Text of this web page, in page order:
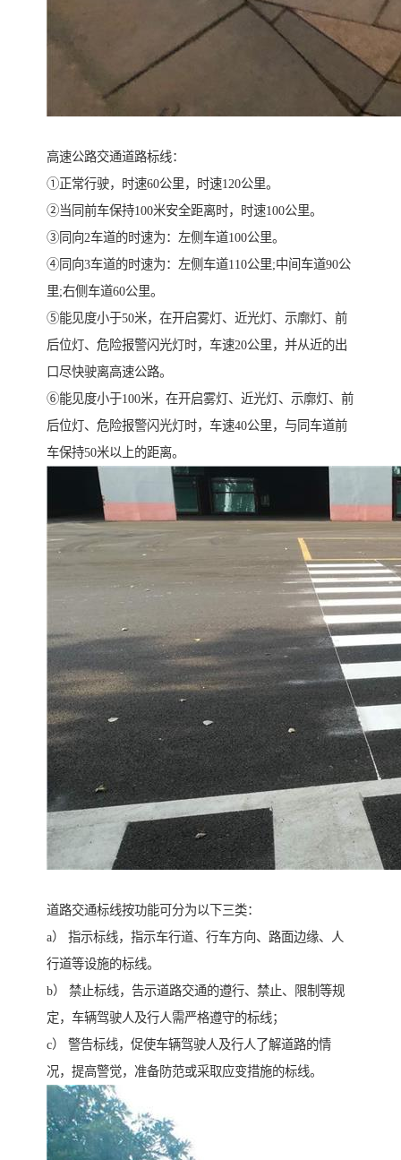
高速公路交通道路标线：
①正常行驶，时速60公里，时速120公里。
②当同前车保持100米安全距离时，时速100公里。
③同向2车道的时速为：左侧车道100公里。
④同向3车道的时速为：左侧车道110公里;中间车道90公
里;右侧车道60公里。
⑤能见度小于50米，在开启雾灯、近光灯、示廓灯、前
后位灯、危险报警闪光灯时，车速20公里，并从近的出
口尽快驶离高速公路。
⑥能见度小于100米，在开启雾灯、近光灯、示廓灯、前
后位灯、危险报警闪光灯时，车速40公里，与同车道前
车保持50米以上的距离。
道路交通标线按功能可分为以下三类：
a） 指示标线，指示车行道、行车方向、路面边缘、人
行道等设施的标线。
b） 禁止标线，告示道路交通的遵行、禁止、限制等规
定，车辆驾驶人及行人需严格遵守的标线；
c） 警告标线，促使车辆驾驶人及行人了解道路的情
况，提高警觉，准备防范或采取应变措施的标线。